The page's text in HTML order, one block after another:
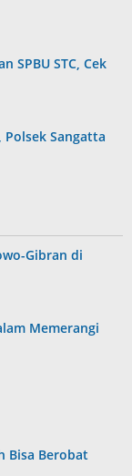
SPBU STC, Cek
Polsek Sangatta
Gibran di
Memerangi
Bisa Berobat